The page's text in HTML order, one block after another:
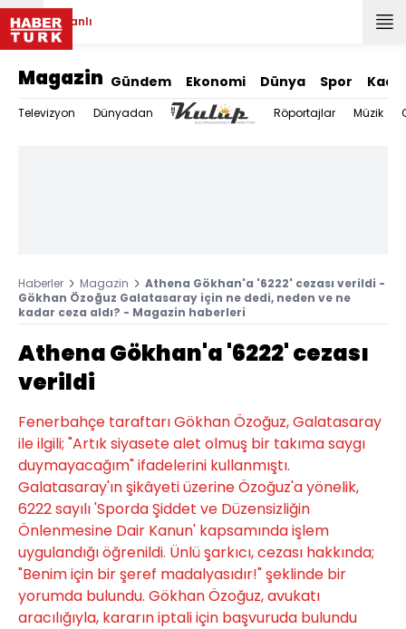
Canlı
Magazin Gündem Ekonomi Dünya Spor
Televizyon Dünyadan Röportajlar Müzik
Haberler Magazin
Athena Gökhan'a '6222' cezası verildi -
Gökhan Özoğuz Galatasaray için ne dedi, neden ve ne
kadar ceza aldı? - Magazin haberleri
Athena Gökhan'a '6222' cezası
verildi
Fenerbahçe taraftarı Gökhan Özoğuz, Galatasaray
ile ilgili; "Artık siyasete alet olmuş bir takıma saygı
duymayacağım" ifadelerini kullanmıştı.
Galatasaray'ın şikâyeti üzerine Özoğuz'a yönelik,
6222 sayılı 'Sporda Şiddet ve Düzensizliğin
Önlenmesine Dair Kanun' kapsamında işlem
uygulandığı öğrenildi. Ünlü şarkıcı, cezası hakkında;
"Benim için bir şeref madalyasıdır!" şeklinde bir
yorumda bulundu. Gökhan Özoğuz, avukatı
aracılığıyla, kararın iptali için başvuruda bulundu